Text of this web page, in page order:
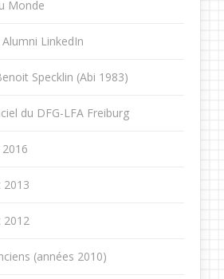
Monde
LinkedIn
Specklin (Abi 1983)
du DFG-LFA Freiburg
2013
2012
(années 2010)